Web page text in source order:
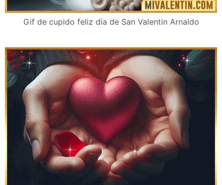
Gif de cupido feliz día de San Valentin Arnaldo